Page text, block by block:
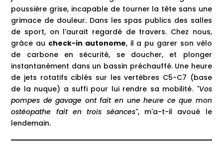
poussière grise, incapable de tourner la tête sans une
grimace de douleur. Dans les spas publics des salles
de sport, on l'aurait regardé de travers. Chez nous,
grâce au check-in autonome, il a pu garer son vélo
de carbone en sécurité, se doucher, et plonger
instantanément dans un bassin préchauffé. Une heure
de jets rotatifs ciblés sur les vertèbres C5-C7 (base
de la nuque) a suffi pour lui rendre sa mobilité. "Vos
pompes de gavage ont fait en une heure ce que mon
ostéopathe fait en trois séances", m'a-t-il avoué le
lendemain.